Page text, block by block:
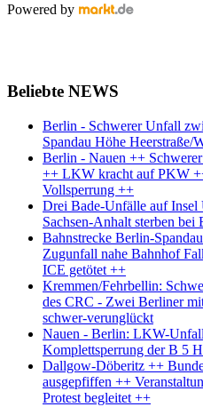
Powered by
Beliebte NEWS
Berlin - Schwerer Unfall
Spandau Höhe Heerstraße/
Berlin - Nauen ++
++ LKW kracht auf PKW
Vollsperrung ++
Drei Bade-Unfälle auf Insel
Sachsen-Anhalt sterben bei
Bahnstrecke Berlin-
Zugunfall nahe Bahnhof
ICE getötet ++
Kremmen/Fehrbellin:
des CRC - Zwei Berliner
schwer-verunglückt
Nauen - Berlin: LKW-
Komplettsperrung der B 5
Dallgow-Döberitz ++
ausgepfiffen ++
Protest begleitet ++